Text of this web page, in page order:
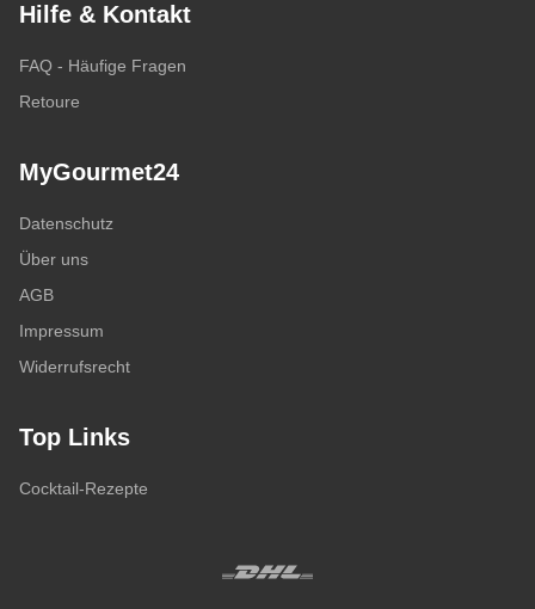
Hilfe & Kontakt
FAQ - Häufige Fragen
Retoure
MyGourmet24
Datenschutz
Über uns
AGB
Impressum
Widerrufsrecht
Top Links
Cocktail-Rezepte